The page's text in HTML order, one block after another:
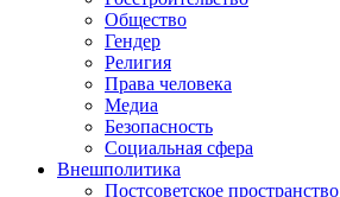
Общество
Гендер
Религия
Права человека
Медиа
Безопасность
Социальная сфера
Внешполитика
Постсоветское пространство